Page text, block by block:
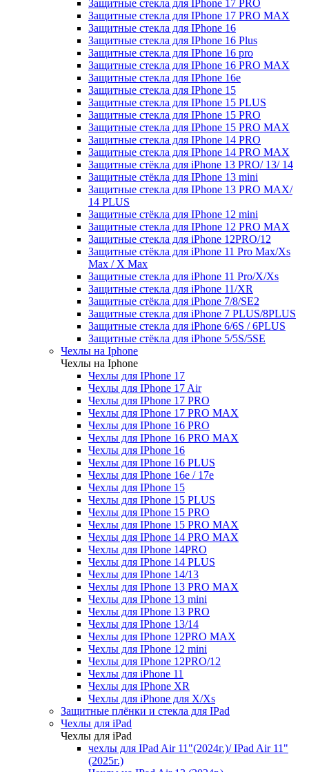
Защитные стекла для IPhone 17 PRO
Защитные стекла для IPhone 17 PRO MAX
Защитные стекла для IPhone 16
Защитные стекла для IPhone 16 Plus
Защитные стекла для IPhone 16 pro
Защитные стекла для IPhone 16 PRO MAX
Защитные стекла для IPhone 16e
Защитные стекла для IPhone 15
Защитные стекла для IPhone 15 PLUS
Защитные стекла для IPhone 15 PRO
Защитные стекла для IPhone 15 PRO MAX
Защитные стекла для IPhone 14 PRO
Защитные стекла для IPhone 14 PRO MAX
Защитные стёкла для iPhone 13 PRO/ 13/ 14
Защитные стёкла для IPhone 13 mini
Защитные стекла для IPhone 13 PRO MAX/
14 PLUS
Защитные стёкла для IPhone 12 mini
Защитные стекла для IPhone 12 PRO MAX
Защитные стекла для iPhone 12PRO/12
Защитные стёкла для iPhone 11 Pro Max/Xs
Max / X Max
Защитные стекла для iPhone 11 Pro/X/Xs
Защитные стекла для iPhone 11/XR
Защитные стёкла для iPhone 7/8/SE2
Защитные стекла для iPhone 7 PLUS/8PLUS
Защитные стекла для iPhone 6/6S / 6PLUS
Защитные стёкла для iPhone 5/5S/5SE
Чехлы на Iphone
Чехлы на Iphone
Чехлы для IPhone 17
Чехлы для IPhone 17 Air
Чехлы для IPhone 17 PRO
Чехлы для IPhone 17 PRO MAX
Чехлы для IPhone 16 PRO
Чехлы для IPhone 16 PRO MAX
Чехлы для IPhone 16
Чехлы для IPhone 16 PLUS
Чехлы для IPhone 16e / 17e
Чехлы для IPhone 15
Чехлы для IPhone 15 PLUS
Чехлы для IPhone 15 PRO
Чехлы для IPhone 15 PRO MAX
Чехлы для IPhone 14 PRO MAX
Чехлы для IPhone 14PRO
Чехлы для IPhone 14 PLUS
Чехлы для IPhone 14/13
Чехлы для IPhone 13 PRO MAX
Чехлы для IPhone 13 mini
Чехлы для IPhone 13 PRO
Чехлы для IPhone 13/14
Чехлы для IPhone 12PRO MAX
Чехлы для IPhone 12 mini
Чехлы для IPhone 12PRO/12
Чехлы для iPhone 11
Чехлы для IPhone XR
Чехлы для iPhone для X/Xs
Защитные плёнки и стекла для IPad
Чехлы для iPad
Чехлы для iPad
чехлы для IPad Air 11"(2024г.)/ IPad Air 11"
(2025г.)